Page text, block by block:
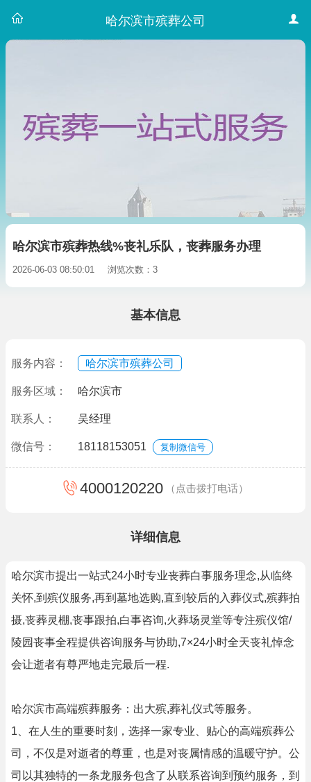
哈尔滨市殡葬公司
哈尔滨市殡葬热线%丧礼乐队，丧葬服务办理
2026-06-03 08:50:01 浏览次数：3
基本信息
服务内容： 哈尔滨市殡葬公司
服务区域： 哈尔滨市
联系人： 吴经理
微信号： 18118153051 复制微信号
4000120220 （点击拨打电话）
详细信息
哈尔滨市提出一站式24小时专业丧葬白事服务理念,从临终
关怀,到殡仪服务,再到墓地选购,直到较后的入葬仪式,殡葬拍
摄,丧葬灵棚,丧事跟拍,白事咨询,火葬场灵堂等专注殡仪馆/
陵园丧事全程提供咨询服务与协助,7×24小时全天丧礼悼念
会让逝者有尊严地走完最后一程.
哈尔滨市高端殡葬服务：出大殡,葬礼仪式等服务。
1、在人生的重要时刻，选择一家专业、贴心的高端殡葬公
司，不仅是对逝者的尊重，也是对丧属情感的温暖守护。公
司以其独特的一条龙服务包含了从联系咨询到预约服务，到